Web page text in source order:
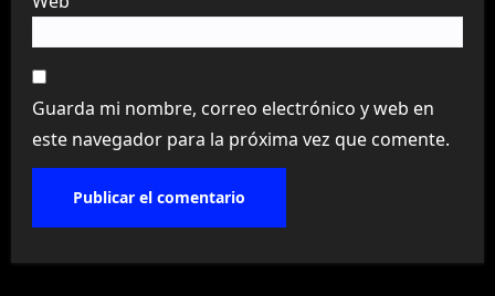
Guarda mi nombre, correo electrónico y web en
este navegador para la próxima vez que comente.